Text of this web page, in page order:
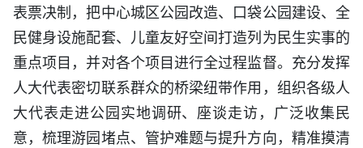
表票决制，把中心城区公园改造、口袋公园建设、全
民健身设施配套、儿童友好空间打造列为民生实事的
重点项目，并对各个项目进行全过程监督。充分发挥
人大代表密切联系群众的桥梁纽带作用，组织各级人
大代表走进公园实地调研、座谈走访，广泛收集民
意，梳理游园堵点、管护难题与提升方向，精准摸清